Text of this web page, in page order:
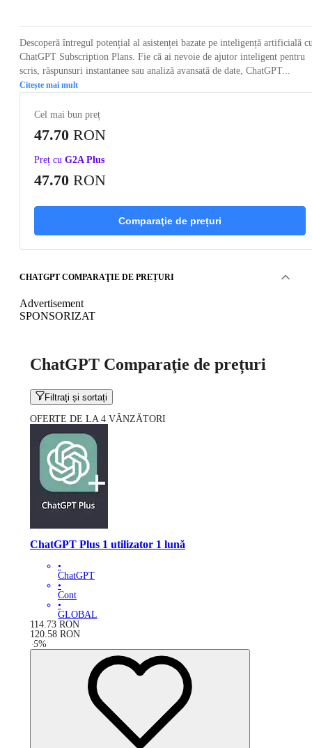
Descoperă întregul potențial al asistenței bazate pe inteligență artificială
ChatGPT Subscription Plans. Fie că ai nevoie de ajutor inteligent pentru
scris, răspunsuri instantanee sau analiză avansată de date, ChatGPT...
Citește mai mult
Cel mai bun preț
47.70 RON
Preț cu G2A Plus
47.70 RON
Comparaţie de prețuri
CHATGPT COMPARAŢIE DE PREȚURI
Advertisement
SPONSORIZAT
ChatGPT Comparaţie de prețuri
Filtrați și sortați
OFERTE DE LA 4 VÂNZĂTORI
ChatGPT Plus 1 utilizator 1 lună
•
ChatGPT
•
Cont
•
GLOBAL
114.73 RON
120.58 RON
-5%